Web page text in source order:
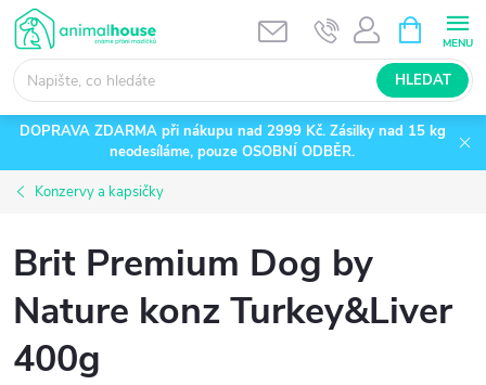
Přejít
na
obsah
HLEDAT
NÁKUPNÍ
KOŠÍK
DOPRAVA ZDARMA při nákupu nad 2999 Kč. Zásilky nad 15 kg
neodesíláme, pouze OSOBNÍ ODBĚR.
Konzervy a kapsičky
Brit Premium Dog by
Nature konz Turkey&Liver
400g